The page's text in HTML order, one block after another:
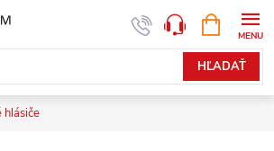
HĽADAŤ
KOŠÍK
hlásiče
- Chat